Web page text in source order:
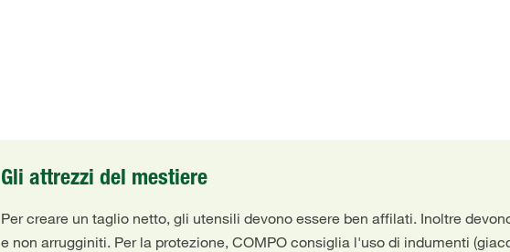
Gli attrezzi del mestiere
Per creare un taglio netto, gli utensili devono essere ben affilati. Inoltre
e non arrugginiti. Per la protezione, COMPO consiglia l'uso di indumenti